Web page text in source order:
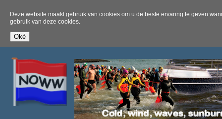
Deze website maakt gebruik van cookies om u de beste ervaring te geven
gebruik van deze cookies.